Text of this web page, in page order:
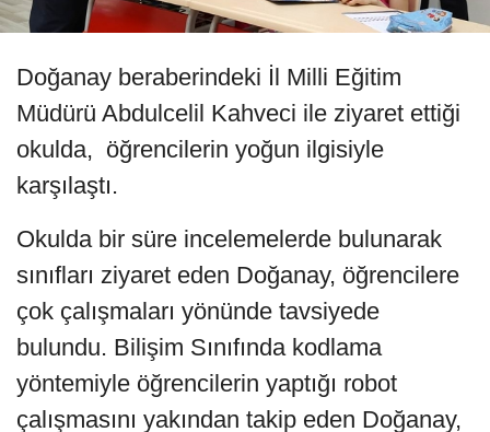
Doğanay beraberindeki İl Milli Eğitim
Müdürü Abdulcelil Kahveci ile ziyaret ettiği
okulda, öğrencilerin yoğun ilgisiyle
karşılaştı.
Okulda bir süre incelemelerde bulunarak
sınıfları ziyaret eden Doğanay, öğrencilere
çok çalışmaları yönünde tavsiyede
bulundu. Bilişim Sınıfında kodlama
yöntemiyle öğrencilerin yaptığı robot
çalışmasını yakından takip eden Doğanay,